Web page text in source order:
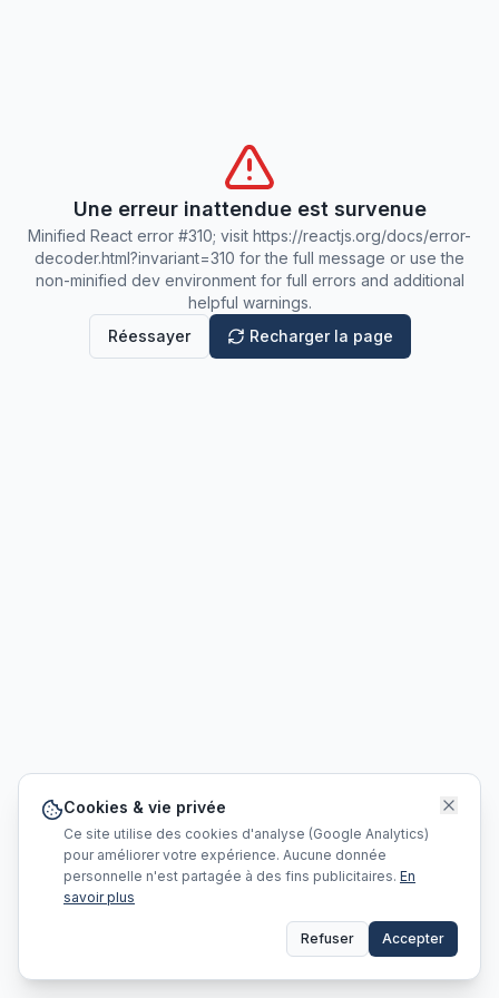
Une erreur inattendue est survenue
Minified React error #310; visit https://reactjs.org/docs/error-
decoder.html?invariant=310 for the full message or use the
non-minified dev environment for full errors and additional
helpful warnings.
Réessayer
Recharger la page
Cookies & vie privée
Ce site utilise des cookies d'analyse (Google Analytics)
pour améliorer votre expérience. Aucune donnée
personnelle n'est partagée à des fins publicitaires. En
savoir plus
Refuser Accepter